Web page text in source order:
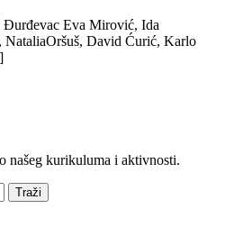
Đurđevac Eva Mirović, Ida
NataliaOršuš, David Ćurić, Karlo
našeg kurikuluma i aktivnosti.
Traži